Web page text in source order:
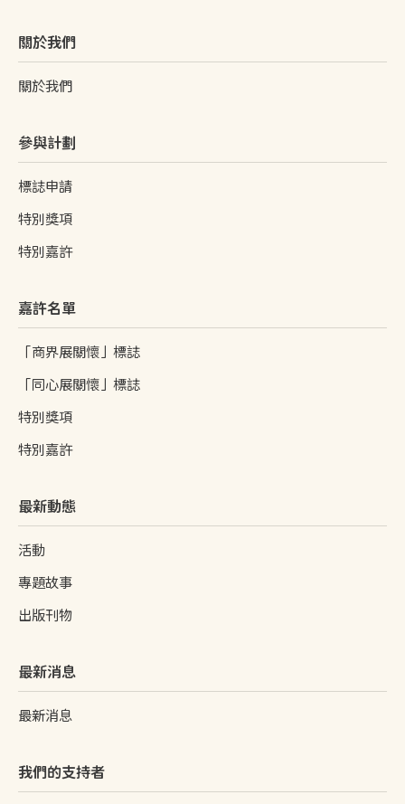
關於我們
關於我們
參與計劃
標誌申請
特別獎項
特別嘉許
嘉許名單
「商界展關懷」標誌
「同心展關懷」標誌
特別獎項
特別嘉許
最新動態
活動
專題故事
出版刊物
最新消息
最新消息
我們的支持者